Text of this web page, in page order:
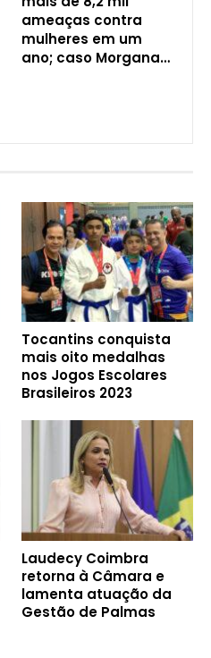
ameaças contra
mulheres em um
ano; caso Morgana…
Tocantins conquista
mais oito medalhas
nos Jogos Escolares
Brasileiros 2023
Laudecy Coimbra
retorna à Câmara e
lamenta atuação da
Gestão de Palmas